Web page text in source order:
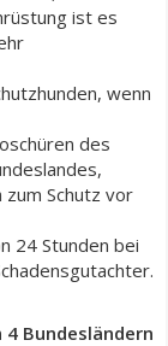
ist es
wenn
des
zum Schutz vor
24 Stunden bei
Bundesländern